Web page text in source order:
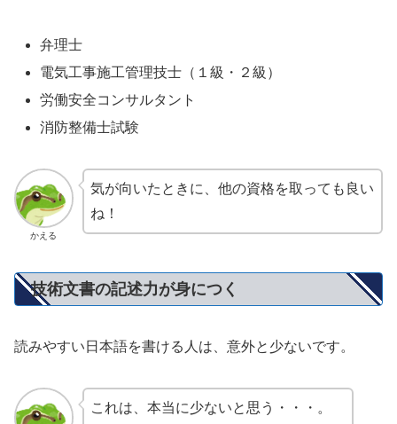
弁理士
電気工事施工管理技士（１級・２級）
労働安全コンサルタント
消防整備士試験
かえる
気が向いたときに、他の資格を取っても良い
ね！
技術文書の記述力が身につく
読みやすい日本語を書ける人は、意外と少ないです。
これは、本当に少ないと思う・・・。